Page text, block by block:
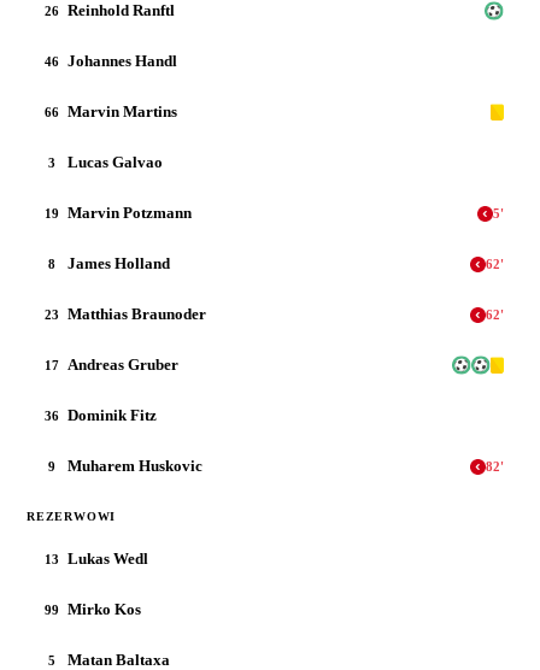
26 Reinhold Ranftl
46 Johannes Handl
66 Marvin Martins
3 Lucas Galvao
19 Marvin Potzmann 5'
8 James Holland 62'
23 Matthias Braunoder 62'
17 Andreas Gruber
36 Dominik Fitz
9 Muharem Huskovic 82'
REZERWOWI
13 Lukas Wedl
99 Mirko Kos
5 Matan Baltaxa